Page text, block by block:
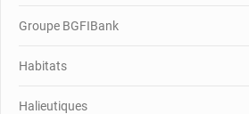
Groupe BGFIBank
Habitats
Halieutiques